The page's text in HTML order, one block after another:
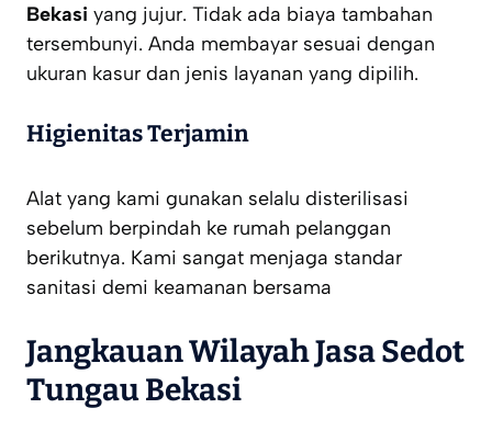
Bekasi yang jujur. Tidak ada biaya tambahan
tersembunyi. Anda membayar sesuai dengan
ukuran kasur dan jenis layanan yang dipilih.
Higienitas Terjamin
Alat yang kami gunakan selalu disterilisasi
sebelum berpindah ke rumah pelanggan
berikutnya. Kami sangat menjaga standar
sanitasi demi keamanan bersama
Jangkauan Wilayah Jasa Sedot
Tungau Bekasi